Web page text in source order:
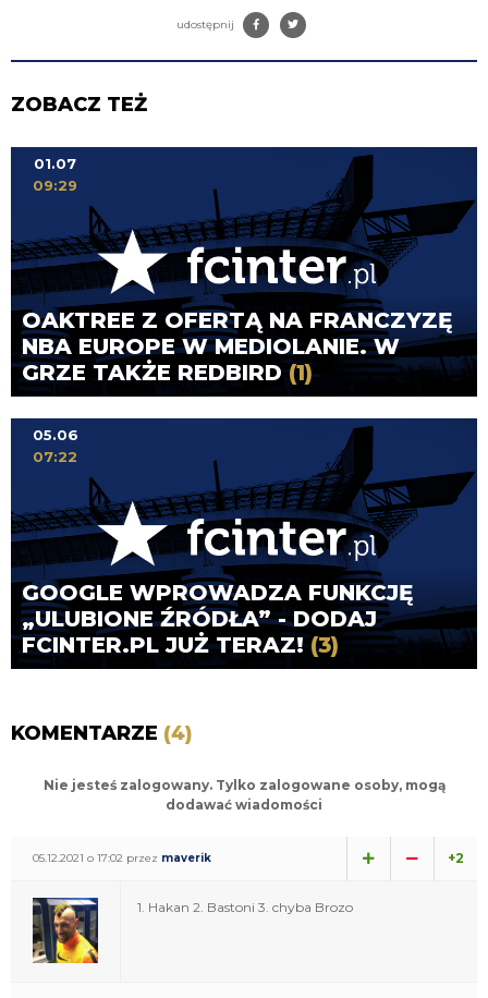
udostępnij
ZOBACZ TEŻ
OAKTREE Z OFERTĄ NA FRANCZYZĘ
NBA EUROPE W MEDIOLANIE. W
GRZE TAKŻE REDBIRD(1)
01.07
09:29
GOOGLE WPROWADZA FUNKCJĘ
„ULUBIONE ŹRÓDŁA” - DODAJ
FCINTER.PL JUŻ TERAZ! (3)
05.06
07:22
KOMENTARZE (4)
Nie jesteś zalogowany. Tylko zalogowane osoby, mogą
dodawać wiadomości
05.12.2021 o 17:02 przez maverik +2
1. Hakan 2. Bastoni 3. chyba Brozo